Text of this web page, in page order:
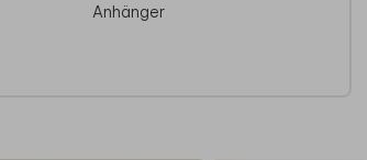
Anhänger